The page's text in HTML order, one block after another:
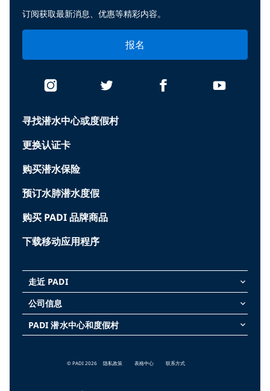
寻找潜水中心或度假村
更换认证卡
购买潜水保险
预订水肺潜水度假
购买 PADI 品牌商品
下载移动应用程序
走近 PADI keyboard_arrow_down
公司信息 keyboard_arrow_down
PADI 潜水中心和度假村 keyboard_arrow_down
订阅获取最新消息、优惠等精彩内容。
报名
© PADI 2026 隐私政策 表格中心 联系方式